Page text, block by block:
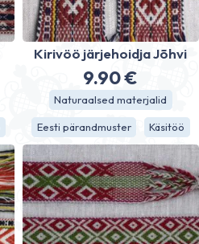
Kirivöö järjehoidja Jõhvi
9.90€
Naturaalsed materjalid
Eesti pärandmuster Käsitöö